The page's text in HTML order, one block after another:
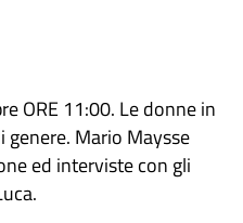
ORE 11:00. Le donne in
Mario Maysse
ed interviste con gli